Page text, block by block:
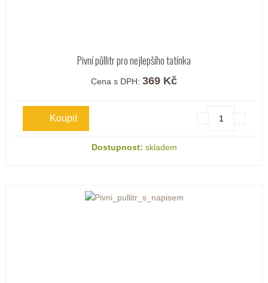
Pivní půllitr pro nejlepšího tatínka
Cena s DPH: 369 Kč
Dostupnost: skladem